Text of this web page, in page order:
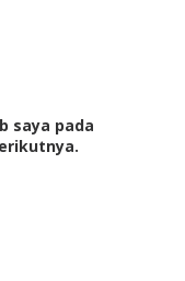
saya pada